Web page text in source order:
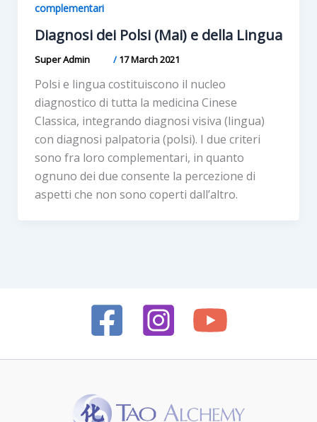
complementari
Diagnosi dei Polsi (Mai) e della Lingua
Super Admin /17 March 2021
Polsi e lingua costituiscono il nucleo
diagnostico di tutta la medicina Cinese
Classica, integrando diagnosi visiva (lingua)
con diagnosi palpatoria (polsi). I due criteri
sono fra loro complementari, in quanto
ognuno dei due consente la percezione di
aspetti che non sono coperti dall’altro.